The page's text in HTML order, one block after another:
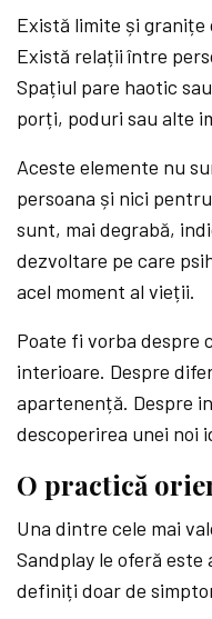
Există limite și
Există relații între
Spațiul pare haotic
porți, poduri sau alte
Aceste elemente nu
persoana și nici
sunt, mai degrabă,
dezvoltare pe care
acel moment al vieții.
Poate fi vorba despre
interioare. Despre
apartenență. Despre
descoperirea unei noi
O practică
Una dintre cele mai
Sandplay le oferă
definiți doar de